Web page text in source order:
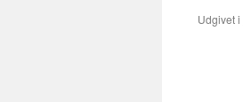
Udgivet i